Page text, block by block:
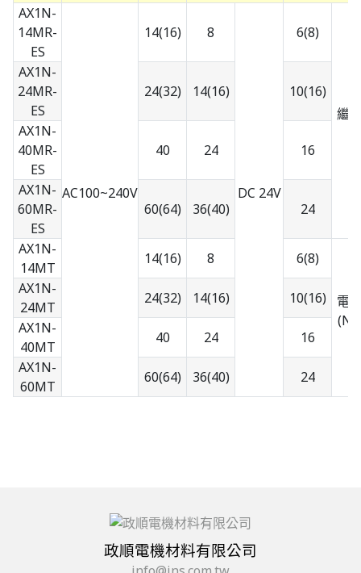
AX1N-
14MR-
ES
AC100~240V
14(16) 8
DC 24V
6(8)
繼
AX1N-
24MR-
ES
24(32) 14(16) 10(16)
AX1N-
40MR-
ES
40 24 16
AX1N-
60MR-
ES
60(64) 36(40) 24
AX1N-
14MT
14(16) 8 6(8)
電
AX1N-
24MT
24(32) 14(16)
10(16)
AX1N-
40MT
40 24
16
AX1N-
60MT
60(64) 36(40) 24
政順電機材料有限公司